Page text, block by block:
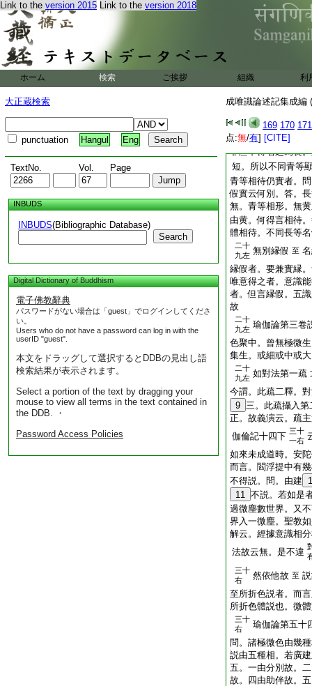
Link to the version 2015 Link to the version 2018
ホーム 検索 ご挨拶 組織 利
大正蔵検索
punctuation Hangul Eng
TextNo. Vol. Page
INBUDS
INBUDS(Bibliographic Database)
Search
Digital Dictionary of Buddhism
電子佛教辭典
パスワードがない場合は「guest」でログインしてくださ
い。
Users who do not have a password can log in with the
userID "guest".
本文をドラッグして選択するとDDBの見出し語
検索結果が表示されます。
Select a portion of the text by dragging your
mouse to view all terms in the text contained in
the DDB. ・
Password Access Policies
成唯識論述記集成編
169 170 171
点:無/有] [CITE]
一者無體。即如忿
也。二者相待假。
追悔爲性。障止爲
説。意云。雖
生追悔。或逢善縁
造業後追悔耶。故
體是有法。不同忿
悔。疏非如青等相待
得青名。然不得説
非但不得名之爲長
短。所以不同青等
青等相待仍實者。
假實云何別。答。
無。青等相形。無
由黄。何得言相待
體相待。不同長等
二十
九左 無別縁假 至
縁假者。要兼實縁
唯意得之者。意識
者。但言縁假。五
故
二十
九左 瑜伽論第三卷
色聚中。曾無極微
集生。或細或中或大
二十
九左 如對法第一疏
今謂。此疏二釋。
9 三。此疏攝入
正。故義演云。疏
伽倫記十四下 三十
一右
如來未成道時。安
而言。閻浮提中有
不得説。問。由建
11 不説。若如是
過微塵數世界。又
界入一微塵。聖教
解云。經據意識相
法故云無。是不違
三十
右
然依他故 至
至所折色説者。而
所折色體説也。微
三十
右
瑜伽論第五十
問。諸極微色由幾
説由五種相。若廣
五。一由分別故。
故。四由助伴故。